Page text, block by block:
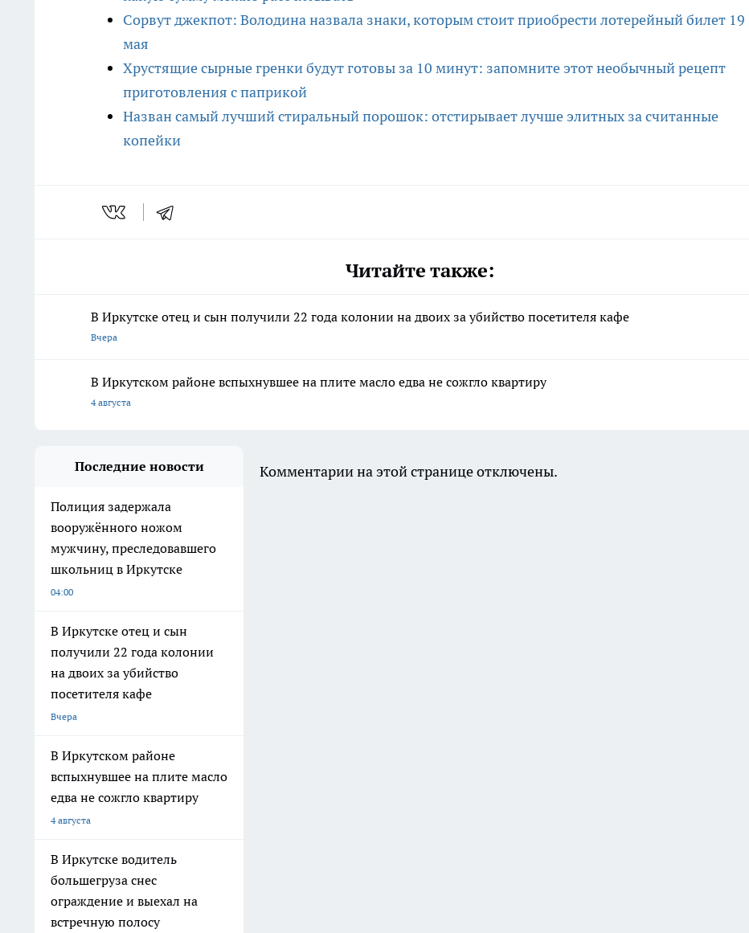
Сорвут джекпот: Володина назвала знаки, которым стоит приобрести лотерейный билет 19
мая
Хрустящие сырные гренки будут готовы за 10 минут: запомните этот необычный рецепт
приготовления с паприкой
Назван самый лучший стиральный порошок: отстирывает лучше элитных за считанные
копейки
Читайте также:
В Иркутске отец и сын получили 22 года колонии на двоих за убийство посетителя кафе
Вчера
В Иркутском районе вспыхнувшее на плите масло едва не сожгло квартиру
4 августа
Последние новости
Полиция задержала
вооружённого ножом
мужчину, преследовавшего
школьниц в Иркутске
04:00
В Иркутске отец и сын
получили 22 года колонии
на двоих за убийство
посетителя кафе
Вчера
В Иркутском районе
вспыхнувшее на плите масло
едва не сожгло квартиру
4 августа
В Иркутске водитель
большегруза снес
ограждение и выехал на
встречную полосу
Комментарии на этой странице отключены.